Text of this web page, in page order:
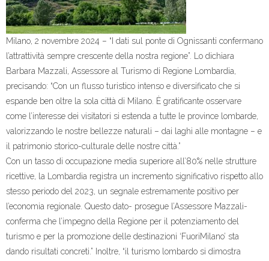
Milano, 2 novembre 2024 – “I dati sul ponte di Ognissanti confermano
l’attrattività sempre crescente della nostra regione”. Lo dichiara
Barbara Mazzali, Assessore al Turismo di Regione Lombardia,
precisando: “Con un flusso turistico intenso e diversificato che si
espande ben oltre la sola città di Milano. È gratificante osservare
come l’interesse dei visitatori si estenda a tutte le province lombarde,
valorizzando le nostre bellezze naturali – dai laghi alle montagne – e
il patrimonio storico-culturale delle nostre città.”
Con un tasso di occupazione media superiore all’80% nelle strutture
ricettive, la Lombardia registra un incremento significativo rispetto allo
stesso periodo del 2023, un segnale estremamente positivo per
l’economia regionale. Questo dato- prosegue l’Assessore Mazzali-
conferma che l’impegno della Regione per il potenziamento del
turismo e per la promozione delle destinazioni ‘FuoriMilano’ sta
dando risultati concreti.” Inoltre, “il turismo lombardo si dimostra